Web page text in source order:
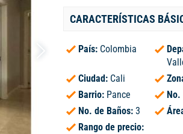
CARACTERÍSTICAS
País: Colombia
Ciudad: Cali
Barrio: Pance No.
No. de Baños: 3
Rango de precio: